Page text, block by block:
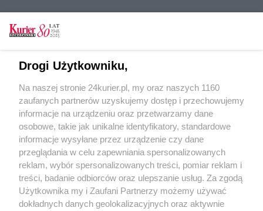
CZYTAJ TAKŻE
"Nie dla torturowania kobiet" - pikieta przed UW
Archeologiczne przekręty. Zamieszany b.
dyrektor muzeum
POGODA
26℃
Zobacz prognozę na 3 dni
Drogi Użytkowniku,
Na naszej stronie 24kurier.pl, my oraz naszych 1160
zaufanych partnerów uzyskujemy dostęp i przechowujemy
informacje na urządzeniu oraz przetwarzamy dane
osobowe, takie jak unikalne identyfikatory, standardowe
informacje wysyłane przez urządzenie czy dane
przeglądania w celu zapewniania spersonalizowanych
reklam, wybór spersonalizowanych treści, pomiar reklam i
treści, badanie odbiorców oraz ulepszanie usług. Za zgodą
Użytkownika my i Zaufani Partnerzy możemy używać
dokładnych danych geolokalizacyjnych oraz aktywnie